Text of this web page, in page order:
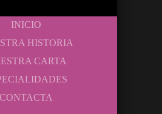
INICIO
HISTORIA
CARTA
CONTACTA